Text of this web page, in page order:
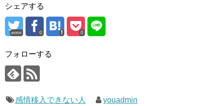
シェアする
error 0 0
フォローする
感情移入できない人 youadmin